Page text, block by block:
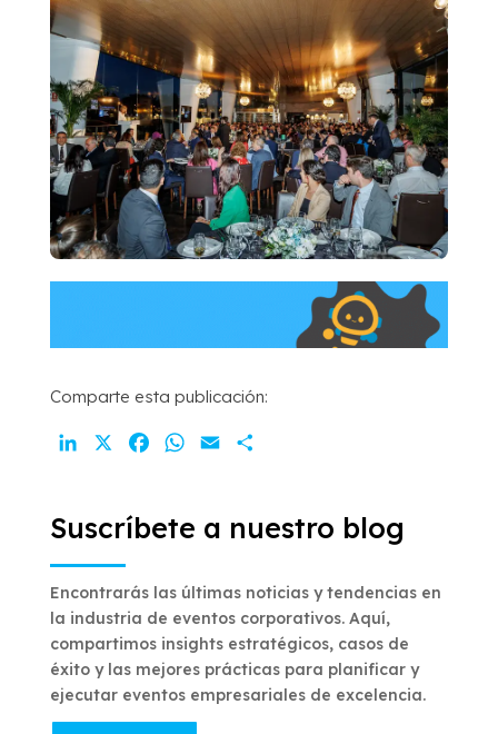
Comparte esta publicación:
LinkedIn Facebook
WhatsApp
Email
Suscríbete a nuestro blog
Encontrarás las últimas noticias y tendencias en
la industria de eventos corporativos. Aquí,
compartimos insights estratégicos, casos de
éxito y las mejores prácticas para planificar y
ejecutar eventos empresariales de excelencia.